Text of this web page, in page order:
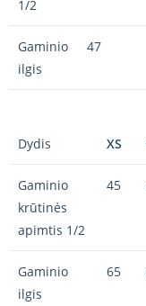
1/2
Gaminio
ilgis
47
Dydis XS
Gaminio
krūtinės
apimtis 1/2
45
Gaminio
ilgis
65